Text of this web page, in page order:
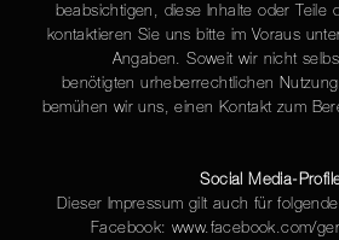
beabsichtigen, diese Inhalte oder Teile
kontaktieren Sie uns bitte im Voraus
Angaben. Soweit wir nicht
benötigten urheberrechtlichen
bemühen wir uns, einen Kontakt zum
Social Media-
Dieser Impressum gilt auch für
Facebook: www.facebook.com/